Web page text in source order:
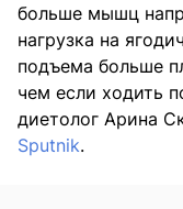
больше мышц
нагрузка на
подъема больше
чем если ходить
диетолог Арина
Sputnik.